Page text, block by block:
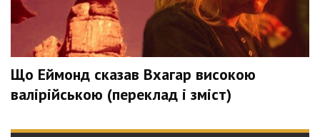
Що Еймонд сказав Вхагар високою
валірійською (переклад і зміст)